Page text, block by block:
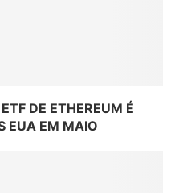
DE ETHEREUM É
EUA EM MAIO